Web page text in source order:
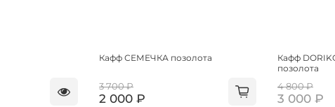
Кафф СЕМЕЧКА позолота
3 700 ₽
2 000 ₽
Кафф
позолота
4 800 ₽
3 000 ₽